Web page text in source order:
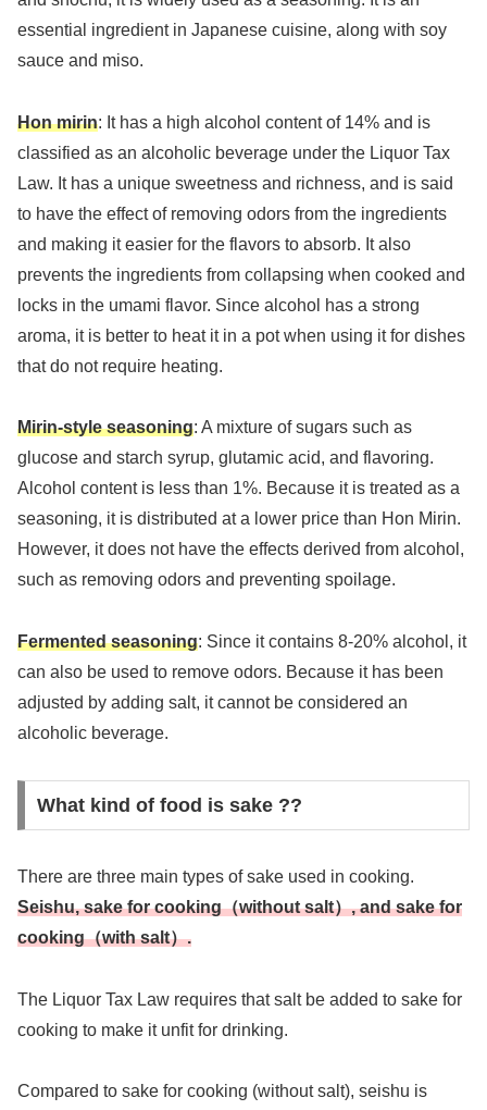
essential ingredient in Japanese cuisine, along with soy
sauce and miso.
Hon mirin: It has a high alcohol content of 14% and is
classified as an alcoholic beverage under the Liquor Tax
Law. It has a unique sweetness and richness, and is said
to have the effect of removing odors from the ingredients
and making it easier for the flavors to absorb. It also
prevents the ingredients from collapsing when cooked and
locks in the umami flavor. Since alcohol has a strong
aroma, it is better to heat it in a pot when using it for dishes
that do not require heating.
Mirin-style seasoning: A mixture of sugars such as
glucose and starch syrup, glutamic acid, and flavoring.
Alcohol content is less than 1%. Because it is treated as a
seasoning, it is distributed at a lower price than Hon Mirin.
However, it does not have the effects derived from alcohol,
such as removing odors and preventing spoilage.
Fermented seasoning: Since it contains 8-20% alcohol, it
can also be used to remove odors. Because it has been
adjusted by adding salt, it cannot be considered an
alcoholic beverage.
What kind of food is sake ??
There are three main types of sake used in cooking.
Seishu, sake for cooking（without salt）, and sake for
cooking（with salt）.
The Liquor Tax Law requires that salt be added to sake for
cooking to make it unfit for drinking.
Compared to sake for cooking (without salt), seishu is